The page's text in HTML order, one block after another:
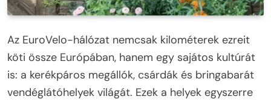
Az EuroVelo-hálózat nemcsak kilométerek ezreit
köti össze Európában, hanem egy sajátos kultúrát
is: a kerékpáros megállók, csárdák és bringabarát
vendéglátóhelyek világát. Ezek a helyek egyszerre